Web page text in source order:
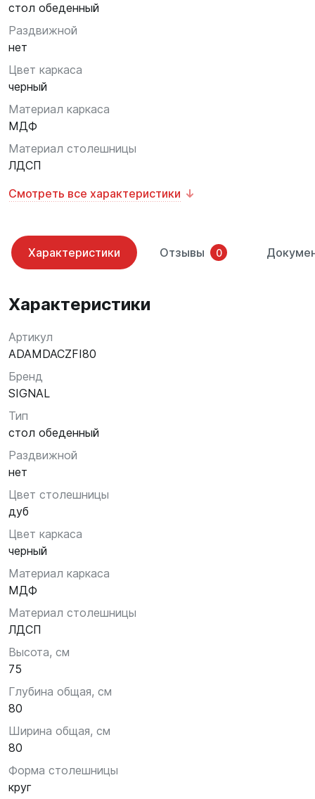
стол обеденный
Раздвижной
нет
Цвет каркаса
черный
Материал каркаса
МДФ
Материал столешницы
ЛДСП
Смотреть все характеристики
Характеристики Отзывы 0
Характеристики
Артикул
ADAMDACZFI80
Бренд
SIGNAL
Тип
стол обеденный
Раздвижной
нет
Цвет столешницы
дуб
Цвет каркаса
черный
Материал каркаса
МДФ
Материал столешницы
ЛДСП
Высота, см
75
Глубина общая, см
80
Ширина общая, см
80
Форма столешницы
круг